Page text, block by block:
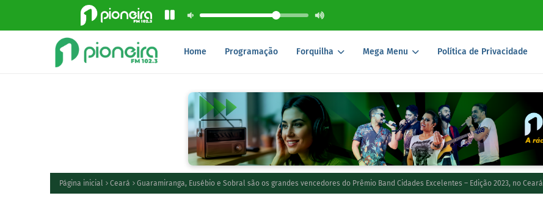
Home Programação Forquilha Mega Menu Política de Privacidade
Página inicial Ceará Guaramiranga, Eusébio e Sobral são os grandes vencedores do Prêmio Band Cidades Excelentes – Edição 2023, no Ceará